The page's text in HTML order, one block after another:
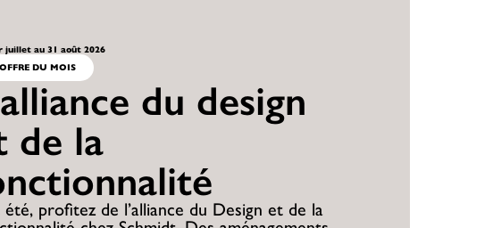
juillet au 31 août 2026
OFFRE DU MOIS
du design
de la
profitez de l’alliance du Design et de la